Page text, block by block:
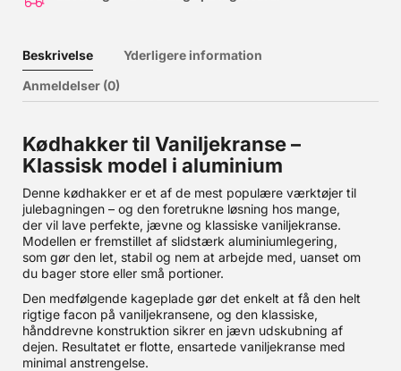
Beskrivelse
Yderligere information
Anmeldelser (0)
Kødhakker til Vaniljekranse –
Klassisk model i aluminium
Denne kødhakker er et af de mest populære værktøjer til
julebagningen – og den foretrukne løsning hos mange,
der vil lave perfekte, jævne og klassiske vaniljekranse.
Modellen er fremstillet af slidstærk aluminiumlegering,
som gør den let, stabil og nem at arbejde med, uanset om
du bager store eller små portioner.
Den medfølgende kageplade gør det enkelt at få den helt
rigtige facon på vaniljekransene, og den klassiske,
hånddrevne konstruktion sikrer en jævn udskubning af
dejen. Resultatet er flotte, ensartede vaniljekranse med
minimal anstrengelse.